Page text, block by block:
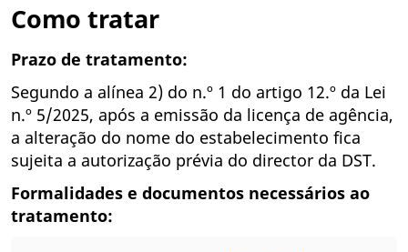
Como tratar
Prazo de tratamento:
Segundo a alínea 2) do n.º 1 do artigo 12.º da Lei
n.º 5/2025, após a emissão da licença de agência,
a alteração do nome do estabelecimento fica
sujeita a autorização prévia do director da DST.
Formalidades e documentos necessários ao
tratamento: